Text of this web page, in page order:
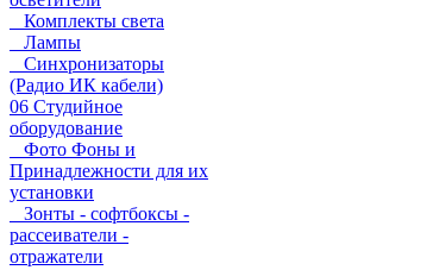
Комплекты света
Лампы
Синхронизаторы
(Радио ИК кабели)
06 Студийное
оборудование
Фото Фоны и
Принадлежности для их
установки
Зонты - софтбоксы -
рассеиватели -
отражатели